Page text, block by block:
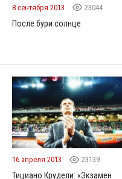
8 сентября 2013 23044
После бури солнце
16 апреля 2013 23139
Тициано Крудели: «Экзамен